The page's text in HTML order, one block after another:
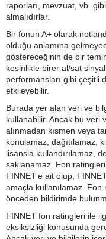
raporları, mevzuat, vb.
almalıdırlar.
Bir fonun A+ olarak
olduğu anlamına
göstereceğinin de bir
kesinlikle birer al/sat
performansları gibi çeşitli
etkileyebilir.
Burada yer alan veri ve
kullanabilir. Ancak bu veri
alınmadan kısmen veya
konulamaz, dağıtılamaz,
lisansla kullandırılamaz,
saklanamaz. Fon
FİNNET’e ait olup,
amaçla kullanılamaz.
önceden bildirimde
FİNNET fon ratingleri ile
eksiksizliği konusunda